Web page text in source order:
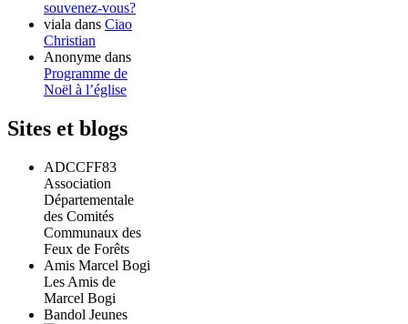
souvenez-vous?
viala dans Ciao
Christian
Anonyme dans
Programme de
Noël à l’église
Sites et blogs
ADCCFF83
Association
Départementale
des Comités
Communaux des
Feux de Forêts
Amis Marcel Bogi
Les Amis de
Marcel Bogi
Bandol Jeunes